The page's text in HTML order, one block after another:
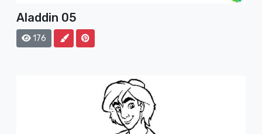
Aladdin 05
176